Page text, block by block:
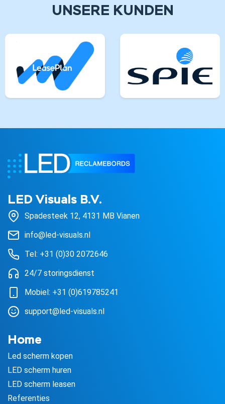
UNSERE KUNDEN
LED Visuals B.V.
Spadesteek 12, 4131 MB Vianen
info@led-visuals.nl
Tel: +31 (0)30 2072646
24/7 storingsdienst
Mobiel: +31 (0)619785241
support@led-visuals.nl
Home
Led scherm kopen
LED scherm huren
LED scherm leasen
Referenties